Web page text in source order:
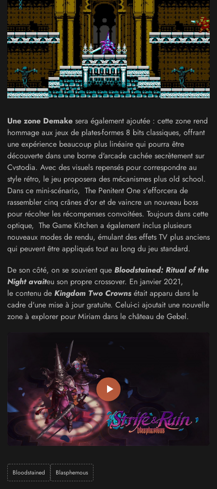
Une zone Demake sera également ajoutée : cette zone rend
hommage aux jeux de plates-formes 8 bits classiques, offrant
une expérience beaucoup plus linéaire qui pourra être
découverte dans une borne d'arcade cachée secrètement sur
Cvstodia. Avec des visuels repensés pour correspondre au
style rétro, le jeu proposera des mécanismes plus old school.
Dans ce mini-scénario, The Penitent One s'efforcera de
rassembler cinq crânes d'or et de vaincre un nouveau boss
pour récolter les récompenses convoitées. Toujours dans cette
optique, The Game Kitchen a également inclus plusieurs
nouveaux modes de rendu, émulant des effets TV plus anciens
qui peuvent être appliqués tout au long du jeu standard.
De son côté, on se souvient que Bloodstained: Ritual of the
Night avaiteu son propre crossover. En janvier 2021,
le contenu de Kingdom Two Crowns était apparu dans le
cadre d'une mise à jour gratuite. Celui-ci ajoutait une nouvelle
zone à explorer pour Miriam dans le château de Gebel.
Bloodstained Blasphemous